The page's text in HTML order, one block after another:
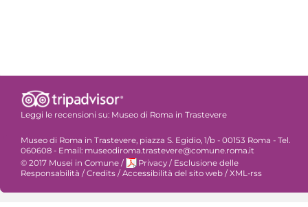
Leggi le recensioni su: Museo di Roma in Trastevere
Museo di Roma in Trastevere, piazza S. Egidio, 1/b - 00153 Roma - Tel.
060608 - Email: museodiroma.trastevere@comune.roma.it
© 2017 Musei in Comune / Privacy / Esclusione delle
Responsabilità / Credits / Accessibilità del sito web / XML-rss